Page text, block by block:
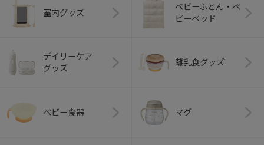
室内グッズ
ベビーふとん・ベ
ビーベッド
デイリーケア
グッズ
離乳食グッズ
ベビー食器 マグ